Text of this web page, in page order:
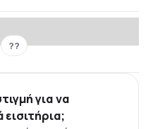
??
για να